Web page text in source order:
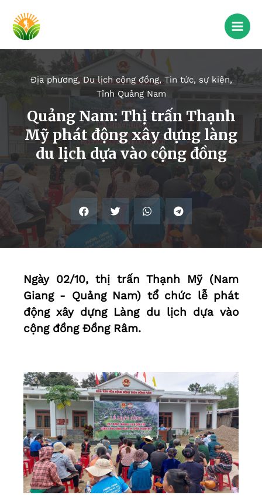
Địa phương, Du lịch cộng đồng,Tin tức, sự kiện,
Tỉnh Quảng Nam
Quảng Nam: Thị trấn Thạnh
Mỹ phát động xây dựng làng
du lịch dựa vào cộng đồng
Ngày 02/10, thị trấn Thạnh Mỹ (Nam
Giang - Quảng Nam) tổ chức lễ phát
động xây dựng Làng du lịch dựa vào
cộng đồng Đồng Râm.